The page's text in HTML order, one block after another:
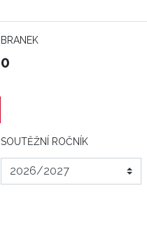
BRANEK
0
SOUTĚŽNÍ ROČNÍK